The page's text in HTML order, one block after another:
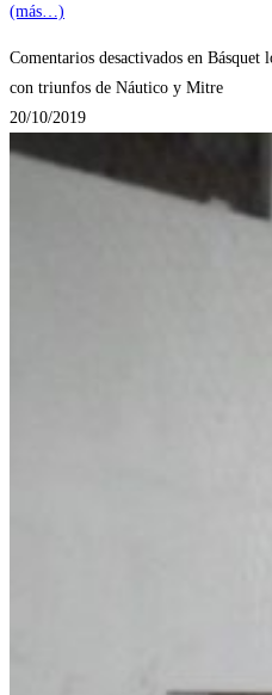
(más…)
Comentarios desactivados en Básquet
con triunfos de Náutico y Mitre
20/10/2019